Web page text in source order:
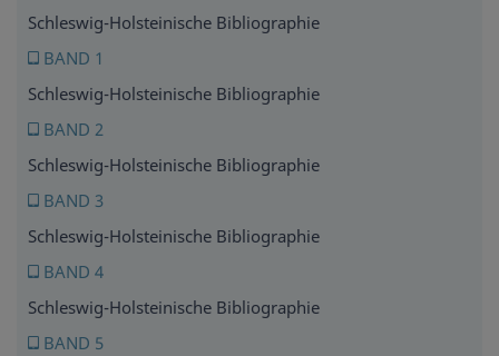
Schleswig-Holsteinische Bibliographie
BAND 1
Schleswig-Holsteinische Bibliographie
BAND 2
Schleswig-Holsteinische Bibliographie
BAND 3
Schleswig-Holsteinische Bibliographie
BAND 4
Schleswig-Holsteinische Bibliographie
BAND 5